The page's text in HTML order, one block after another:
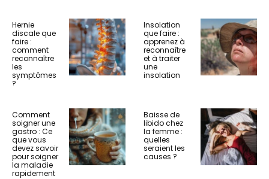
Hernie
discale que
faire :
comment
reconnaître
les
symptômes
?
Insolation
que faire :
apprenez à
reconnaître
et à traiter
une
insolation
Comment
soigner une
gastro : Ce
que vous
devez savoir
pour soigner
la maladie
rapidement
Baisse de
libido chez
la femme :
quelles
seraient les
causes ?